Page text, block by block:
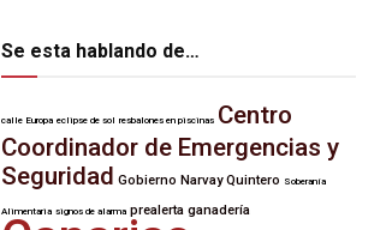
Se esta hablando de…
calle Europa eclipse de sol resbalones en piscinas Centro
Coordinador de Emergencias y
Seguridad Gobierno Narvay Quintero Soberanía
Alimentaria signos de alarma prealerta ganadería